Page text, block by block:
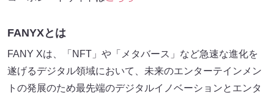
FANYXとは
FANY Xは、「NFT」や「メタバース」など急速な進化を
遂げるデジタル領域において、未来のエンターテインメン
トの発展のため最先端のデジタルイノベーションとエンタ